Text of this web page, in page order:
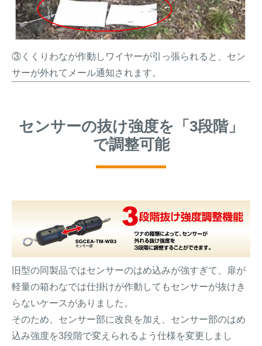
③くくりわなが作動しワイヤーが引っ張られると、セン
サーが外れてメール通知されます。
センサーの抜け強度を「3段階」
で調整可能
旧型の同製品ではセンサーのはめ込みが強すぎて、扉が
軽量の箱わなでは仕掛けが作動してもセンサーが抜けき
らないケースがありました。
そのため、センサー部に改良を加え、センサー部のはめ
込み強度を3段階で変えられるよう仕様を変更しまし